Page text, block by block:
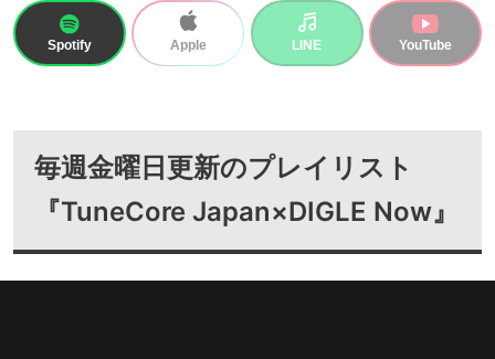
Spotify Apple LINE YouTube
毎週金曜日更新のプレイリスト
『TuneCore Japan×DIGLE Now』